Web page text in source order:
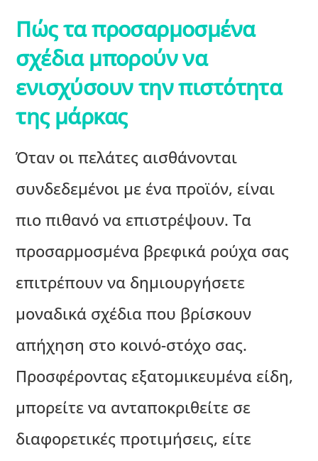
Πώς τα προσαρμοσμένα
σχέδια μπορούν να
ενισχύσουν την πιστότητα
της μάρκας
Όταν οι πελάτες αισθάνονται
συνδεδεμένοι με ένα προϊόν, είναι
πιο πιθανό να επιστρέψουν. Τα
προσαρμοσμένα βρεφικά ρούχα σας
επιτρέπουν να δημιουργήσετε
μοναδικά σχέδια που βρίσκουν
απήχηση στο κοινό-στόχο σας.
Προσφέροντας εξατομικευμένα είδη,
μπορείτε να ανταποκριθείτε σε
διαφορετικές προτιμήσεις, είτε